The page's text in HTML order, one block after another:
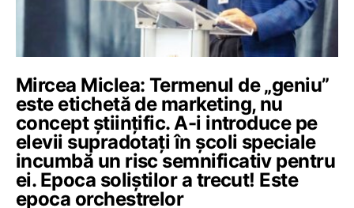
Mircea Miclea: Termenul de „geniu”
este etichetă de marketing, nu
concept științific. A-i introduce pe
elevii supradotați în școli speciale
incumbă un risc semnificativ pentru
ei. Epoca soliștilor a trecut! Este
epoca orchestrelor